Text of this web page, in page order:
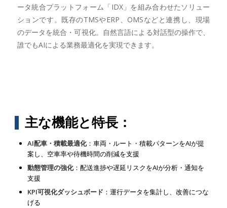
ータ統合プラットフォーム「IDX」を組み合わせたソリュー
ションです。既存のTMSやERP、OMSなどと連携し、現場
のデータを統合・可視化。自然言語による対話型の操作で、
誰でもAIによる業務最適化を実現できます。
主な機能と特長：
AI配車・積載最適化：車両・ルート・積載パターンをAIが提
案し、空車率や待機時間の削減を支援
動態管理の強化：配送進捗や遅延リスクをAIが分析・通知を
支援
KPI可視化ダッシュボード ：運行データを集計し、改善につな
げる